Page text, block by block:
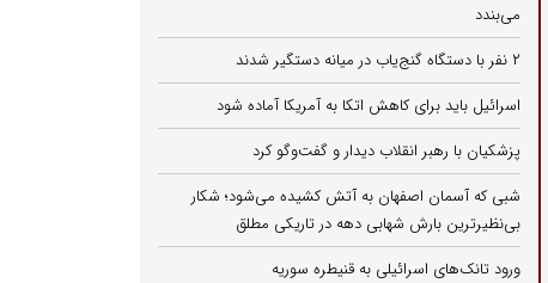
می‌بندد
۲ نفر با دستگاه گنج‌یاب در میانه دستگیر شدند
اسرائیل باید برای کاهش اتکا به آمریکا آماده شود
پزشکیان با رهبر انقلاب دیدار و گفت‌وگو کرد
شبی که آسمان اصفهان به آتش کشیده می‌شود؛ شکار
بی‌نظیرترین بارش شهابی دهه در تاریکی مطلق
ورود تانک‌های اسرائیلی به قنیطره سوریه